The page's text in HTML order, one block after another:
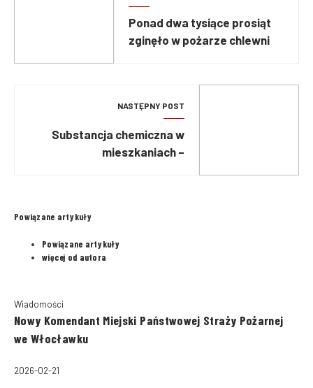
Ponad dwa tysiące prosiąt
zginęło w pożarze chlewni
NASTĘPNY POST
Substancja chemiczna w
mieszkaniach –
Powiązane artykuły
Powiązane artykuły
więcej od autora
Wiadomości
Nowy Komendant Miejski Państwowej Straży Pożarnej
we Włocławku
2026-02-21